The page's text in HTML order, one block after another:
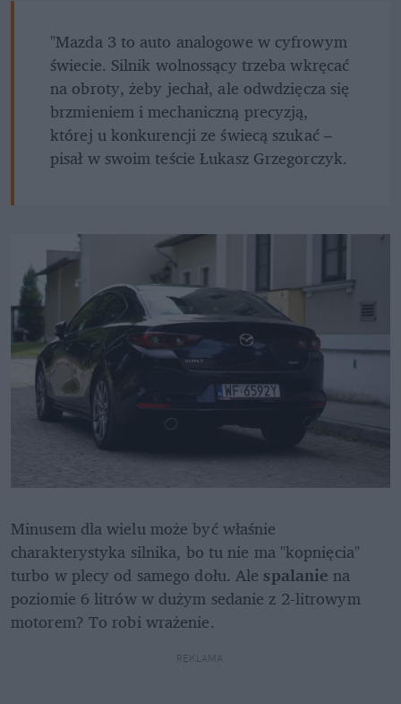
"Mazda 3 to auto analogowe w cyfrowym
świecie. Silnik wolnossący trzeba wkręcać
na obroty, żeby jechał, ale odwdzięcza się
brzmieniem i mechaniczną precyzją,
której u konkurencji ze świecą szukać –
pisał w swoim teście Łukasz Grzegorczyk.
Minusem dla wielu może być właśnie
charakterystyka silnika, bo tu nie ma "kopnięcia"
turbo w plecy od samego dołu. Ale spalanie na
poziomie 6 litrów w dużym sedanie z 2-litrowym
motorem? To robi wrażenie.
REKLAMA